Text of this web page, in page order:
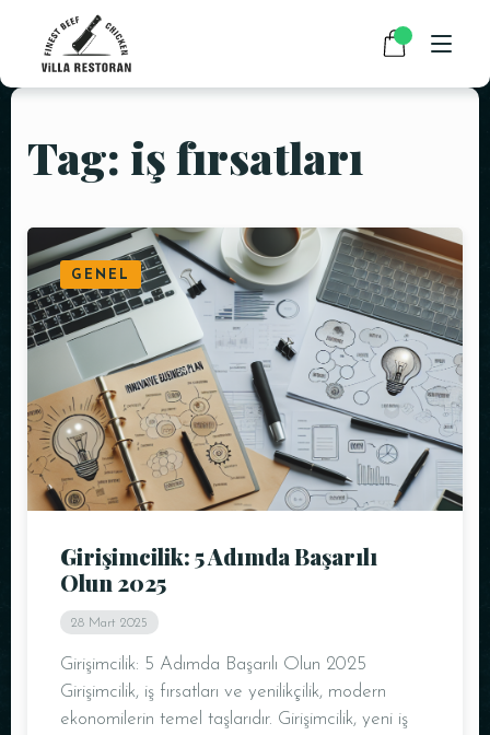
ANASAYFA
RESTAURANT MENÜMÜZ
PAKET SERVİS
HABERLER
İLETIŞIM
Tag: iş fırsatları
GENEL
Girişimcilik: 5 Adımda Başarılı
Olun 2025
28 Mart 2025
Girişimcilik: 5 Adımda Başarılı Olun 2025
Girişimcilik, iş fırsatları ve yenilikçilik, modern
ekonomilerin temel taşlarıdır. Girişimcilik, yeni iş